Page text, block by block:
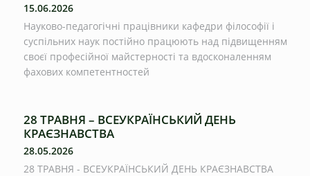
15.06.2026
Науково-педагогічні працівники кафедри філософії і
суспільних наук постійно працюють над підвищенням
своєї професійної майстерності та вдосконаленням
фахових компетентностей
28 ТРАВНЯ – ВСЕУКРАЇНСЬКИЙ ДЕНЬ
КРАЄЗНАВСТВА
28.05.2026
28 ТРАВНЯ - ВСЕУКРАЇНСЬКИЙ ДЕНЬ КРАЄЗНАВСТВА